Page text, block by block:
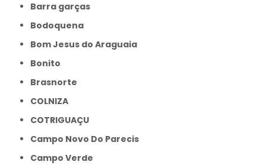
Barra garças
Bodoquena
Bom Jesus do Araguaia
Bonito
Brasnorte
COLNIZA
COTRIGUAÇU
Campo Novo Do Parecis
Campo Verde